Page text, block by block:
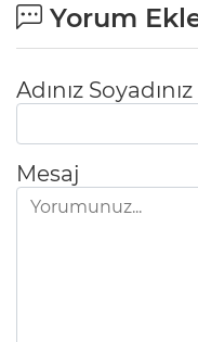
Yorum
Adınız Soyadınız
Mesaj